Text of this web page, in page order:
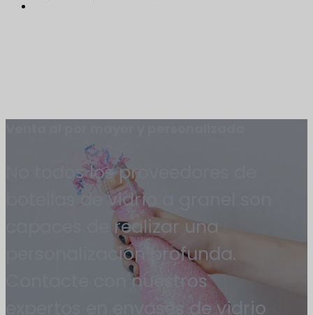
No todos los proveedores de
botellas de vidrio a granel son
capaces de realizar una
personalización profunda.
Contacte con nuestros
expertos en envases de vidrio